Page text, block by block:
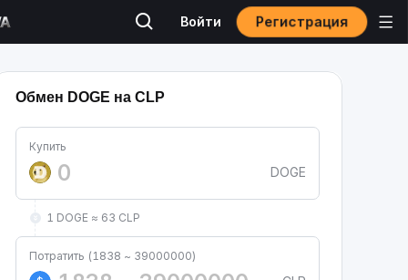
Войти Регистрация
Обмен DOGE на CLP
Купить
DOGE
1 DOGE ≈ 63 CLP
Потратить (1838 ~ 39000000)